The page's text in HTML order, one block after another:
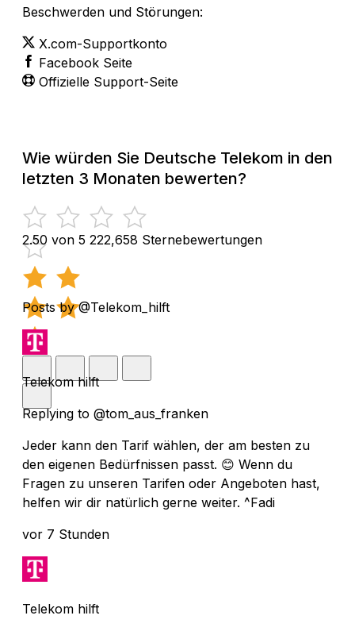
Beschwerden und Störungen:
X.com-Supportkonto
Facebook Seite
Offizielle Support-Seite
Wie würden Sie Deutsche Telekom in den
letzten 3 Monaten bewerten?
2.50 von 5 222,658 Sternebewertungen
Posts by @Telekom_hilft
Telekom hilft
Replying to @tom_aus_franken
Jeder kann den Tarif wählen, der am besten zu
den eigenen Bedürfnissen passt. 😊 Wenn du
Fragen zu unseren Tarifen oder Angeboten hast,
helfen wir dir natürlich gerne weiter. ^Fadi
vor 7 Stunden
Telekom hilft